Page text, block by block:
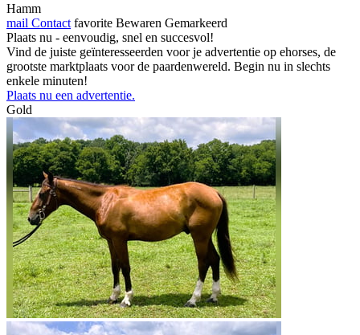
Hamm
mail Contact favorite Bewaren Gemarkeerd
Plaats nu - eenvoudig, snel en succesvol!
Vind de juiste geïnteresseerden voor je advertentie op ehorses, de
grootste marktplaats voor de paardenwereld. Begin nu in slechts
enkele minuten!
Plaats nu een advertentie.
Gold